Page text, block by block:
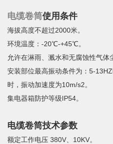
电缆卷筒使用条件
海拔高度不超过2000米。
环境温度：-20℃-+45℃。
允许在淋雨、溅水和无腐蚀性气体
安装部位最高振动条件为：5-
时，振动加速度为10m/s2。
集电器箱防护等级IP54。
电缆卷筒技术参数
额定工作电压 380V、10KV。